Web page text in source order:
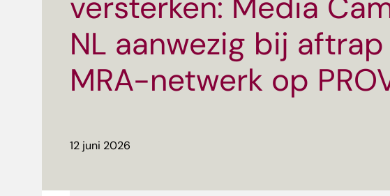
NL aanwezig bij aftrap
MRA-netwerk op
12 juni 2026